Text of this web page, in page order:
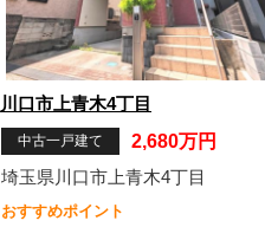
中古一戸建て
2,680万円
埼玉県川口市上青木4丁目
おすすめポイント
川口市上青木4丁目